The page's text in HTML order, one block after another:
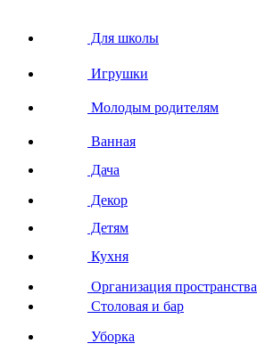
Для школы
Игрушки
Молодым родителям
Ванная
Дача
Декор
Детям
Кухня
Организация пространства
Столовая и бар
Уборка